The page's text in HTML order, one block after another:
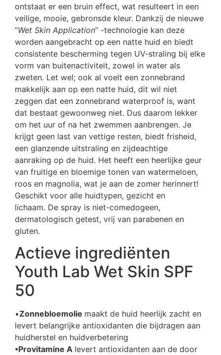
ontstaat er een bruin effect, wat resulteert in een
veilige, mooie, gebronsde kleur. Dankzij de nieuwe
“Wet Skin Application” -technologie kan deze
worden aangebracht op een natte huid en biedt
consistente bescherming tegen UV-straling bij elke
vorm van buitenactiviteit, zowel in water als
zweten. Let wel; ook al voelt een zonnebrand
makkelijk aan op een natte huid, dit wil niet
zeggen dat een zonnebrand waterproof is, want
dat bestaat gewoonweg niet. Dus daarom lekker
om het uur of na het zwemmen aanbrengen. Je
krijgt geen last van vettige resten, biedt frisheid,
een glanzende uitstraling en zijdeachtige
aanraking op de huid. Het heeft een heerlijke geur
van fruitige en bloemige tonen van watermeloen,
roos en magnolia, wat je aan de zomer herinnert!
Geschikt voor alle huidtypen, gezicht en
lichaam. De spray is niet-comedogeen,
dermatologisch getest, vrij van parabenen en
gluten.
Actieve ingrediënten
Youth Lab Wet Skin SPF
50
•Zonnebloemolie maakt de huid heerlijk zacht en
levert belangrijke antioxidanten die bijdragen aan
huidherstel en huidverbetering
•Provitamine A levert antioxidanten aan de door